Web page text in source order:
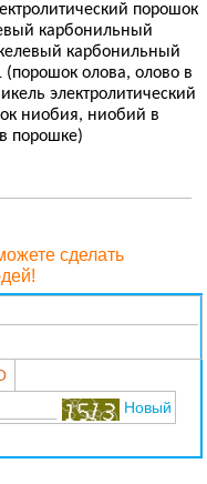
порошок
карбонильный
карбонильный
олова, олово в
электролитический
ниобия, ниобий в
порошке)
сделать
Новый